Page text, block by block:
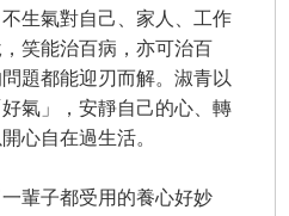
生氣對自己、家人、工作
笑能治百病，亦可治百
題都能迎刃而解。淑青以
氣」，安靜自己的心、轉
心自在過生活。
子都受用的養心好妙